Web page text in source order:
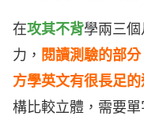
在攻其不背學兩三
力， 閱讀測驗的部
方學英文有很長足
構比較立體，需要